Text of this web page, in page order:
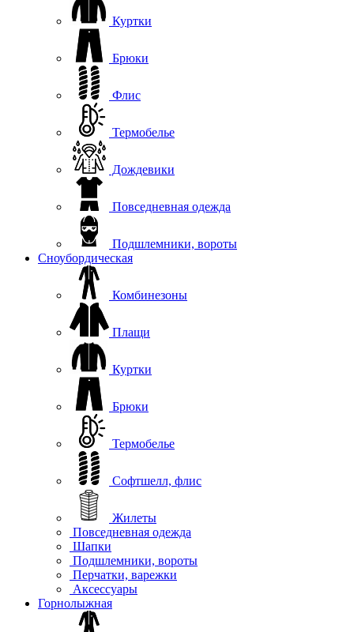
Куртки
Брюки
Флис
Термобелье
Дождевики
Повседневная одежда
Подшлемники, вороты
Сноубордическая
Комбинезоны
Плащи
Куртки
Брюки
Термобелье
Софтшелл, флис
Жилеты
Повседневная одежда
Шапки
Подшлемники, вороты
Перчатки, варежки
Аксессуары
Горнолыжная